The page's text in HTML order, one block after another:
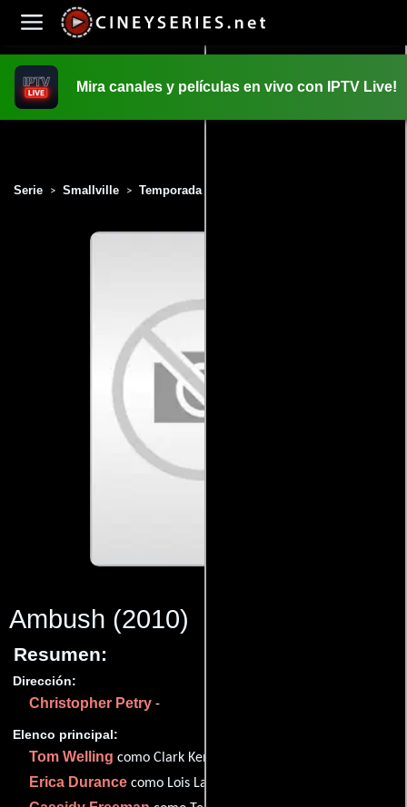
Mira canales y películas en vivo con IPTV Live!
Serie > Smallville > Temporada 10
Ambush (2010)
Resumen:
Dirección:
Christopher Petry -
Elenco principal:
Tom Welling como Clark Kent
Erica Durance como Lois Lane